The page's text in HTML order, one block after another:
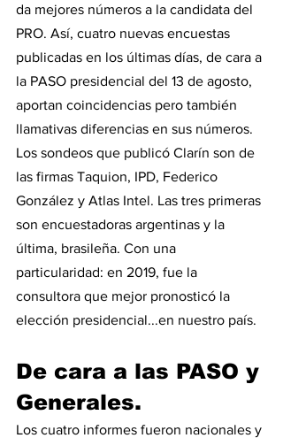
da mejores números a la candidata del
PRO. Así, cuatro nuevas encuestas
publicadas en los últimas días, de cara a
la PASO presidencial del 13 de agosto,
aportan coincidencias pero también
llamativas diferencias en sus números.
Los sondeos que publicó Clarín son de
las firmas Taquion, IPD, Federico
González y Atlas Intel. Las tres primeras
son encuestadoras argentinas y la
última, brasileña. Con una
particularidad: en 2019, fue la
consultora que mejor pronosticó la
elección presidencial...en nuestro país.
De cara a las PASO y
Generales.
Los cuatro informes fueron nacionales y